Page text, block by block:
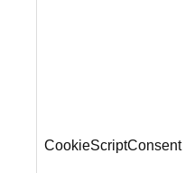
CookieScriptConsent